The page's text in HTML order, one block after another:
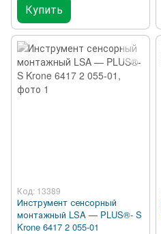
Купить
Код: 13389
Инструмент сенсорный
монтажный LSA — PLUS®- S
Krone 6417 2 055-01